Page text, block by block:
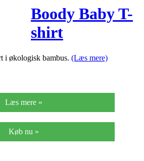
Boody Baby T-
shirt
Langærmet
Mdr – 1 stk
i økologisk bambus. (Læs mere)
Læs mere »
Køb nu »